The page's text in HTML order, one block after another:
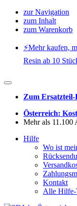
zur Navigation
zum Inhalt
zum Warenkorb
⚡️Mehr kaufen,
Resin ab 10
Zum
Österreich:
Mehr als 11.100
Hilfe
Wo ist
Kontakt
Alle Hilfe-